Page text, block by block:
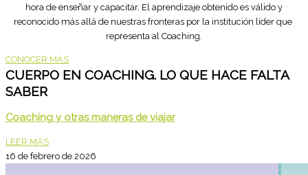
hora de enseñar y capacitar. El aprendizaje obtenido es válido y
reconocido más allá de nuestras fronteras por la institución líder que
representa al Coaching.
CONOCER MÁS
CUERPO EN COACHING. LO QUE HACE FALTA
SABER
Coaching y otras maneras de viajar
LEER MÁS
16 de febrero de 2026